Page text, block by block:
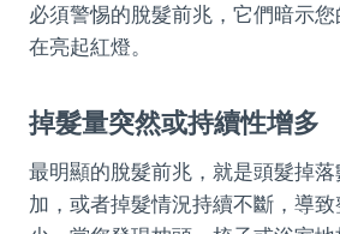
必須警惕的脫髮前兆，它們暗示
在亮起紅燈。
掉髮量突然或持續性增多
最明顯的脫髮前兆，就是頭髮掉
加，或者掉髮情況持續不斷，導